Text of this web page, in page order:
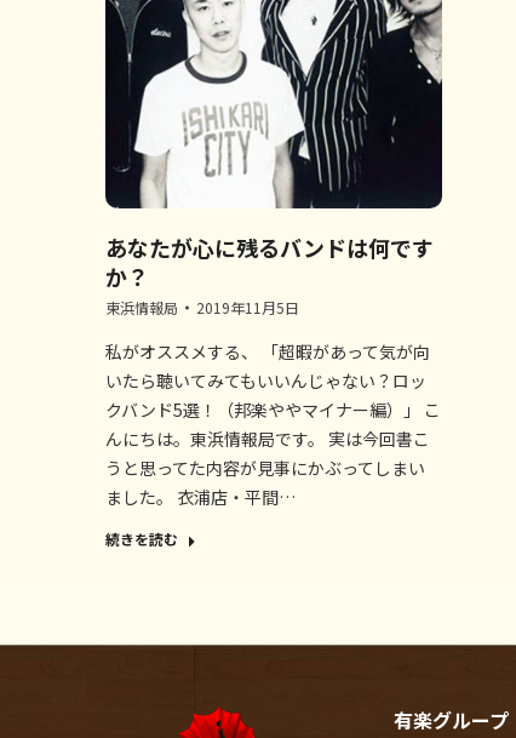
あなたが心に残るバンドは何です
か？
東浜情報局 2019年11月5日
私がオススメする、 「超暇があって気が向
いたら聴いてみてもいいんじゃない？ロッ
クバンド5選！（邦楽ややマイナー編）」 こ
んにちは。東浜情報局です。 実は今回書こ
うと思ってた内容が見事にかぶってしまい
ました。 衣浦店・平間…
続きを読む
有楽グループ